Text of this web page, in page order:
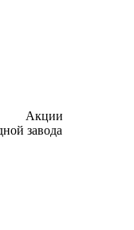
Акции
завода